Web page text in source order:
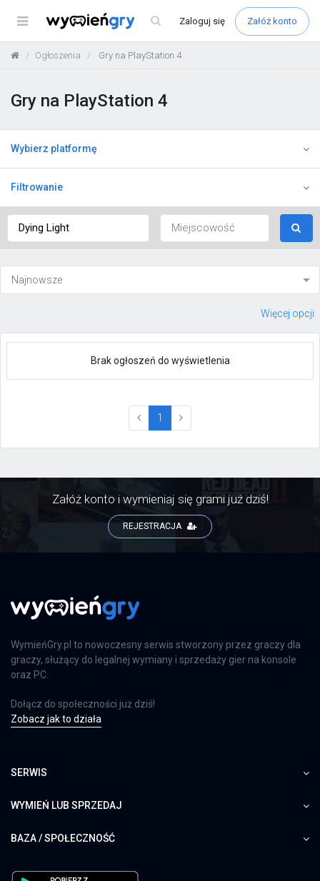
Menu Zaloguj się Załóż konto
Ogłoszenia Gry na PlayStation 4
Gry na PlayStation 4
Wybierz platformę
Filtrowanie
Więcej opcji
Brak ogłoszeń do wyświetlenia
1 (current)
Załóż konto i wymieniaj się grami już dziś!
REJESTRACJA
WymieńGry.pl to nowoczesny serwis stworzony przez graczy dla
graczy, służący do legalnej wymiany i sprzedaży gier na konsole
oraz PC.
Dołącz do społeczności już dziś!
Zobacz jak to działa
SERWIS
WYMIEŃ LUB SPRZEDAJ
BAZA / SPOŁECZNOŚĆ